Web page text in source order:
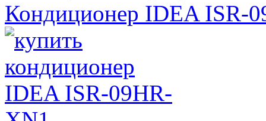
Кондиционер IDEA ISR-